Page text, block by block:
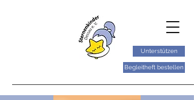
Unterstützen
Begleitheft bestellen